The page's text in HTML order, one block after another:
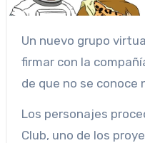
Un nuevo grupo
firmar con la
de que no se conoce
Los personajes
Club, uno de los